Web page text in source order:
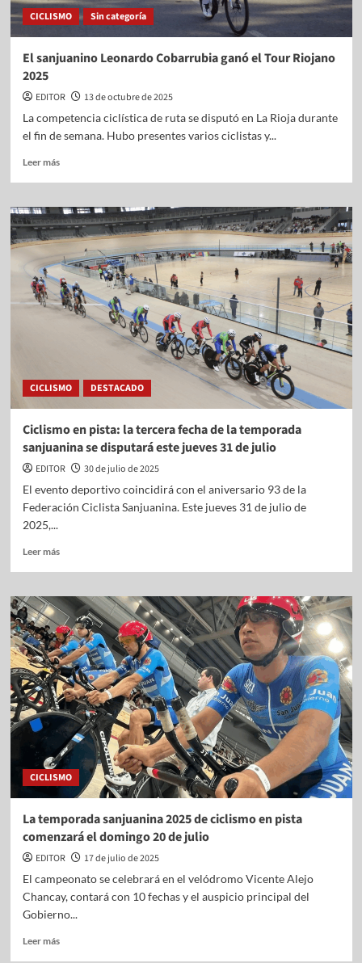
CICLISMO Sin categoría
El sanjuanino Leonardo Cobarrubia ganó el Tour Riojano
2025
EDITOR
13 de octubre de 2025
La competencia ciclística de ruta se disputó en La Rioja durante
el fin de semana. Hubo presentes varios ciclistas y...
Leer más
CICLISMO DESTACADO
Ciclismo en pista: la tercera fecha de la temporada
sanjuanina se disputará este jueves 31 de julio
EDITOR
30 de julio de 2025
El evento deportivo coincidirá con el aniversario 93 de la
Federación Ciclista Sanjuanina. Este jueves 31 de julio de
2025,...
Leer más
CICLISMO
La temporada sanjuanina 2025 de ciclismo en pista
comenzará el domingo 20 de julio
EDITOR
17 de julio de 2025
El campeonato se celebrará en el velódromo Vicente Alejo
Chancay, contará con 10 fechas y el auspicio principal del
Gobierno...
Leer más